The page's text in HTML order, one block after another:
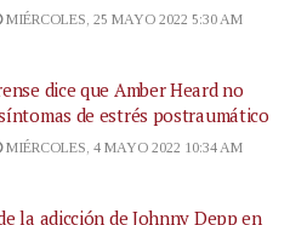
MIÉRCOLES, 25 MAYO 2022 5:30 AM
dice que Amber Heard no
de estrés postraumático
MIÉRCOLES, 4 MAYO 2022 10:34 AM
la adicción de Johnny Depp en